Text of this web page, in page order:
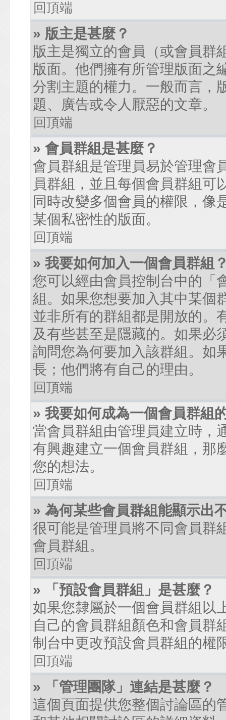
回頂端
» 版主是甚麼？
版主是獨立的會員（或會員群
版面。他們擁有所管理版面之
分割主題的權力。一般而言，
題、廣告或令人厭惡的文章。
回頂端
» 會員群組是甚麼？
會員群組是管理員易於管理會
員群組，並且每個會員群組可
同時改變多個會員的權限，像
某個私密性的版面。
回頂端
» 我要如何加入一個會員群組
您可以經由會員控制台中的「
組。如果您想要加入其中某個
並非所有的群組都是開放的。
及有些甚至是隱藏的。如果必
詢問您為何要加入該群組。如
長；他們將有自己的理由。
回頂端
» 我要如何成為一個會員群組
當會員群組由管理員建立時，
有興趣建立一個會員群組，那
您的想法。
回頂端
» 為何某些會員群組能顯示出
很可能是管理員將不同會員群
會員群組。
回頂端
» 「預設會員群組」是甚麼？
如果您隸屬於一個會員群組以
自己的會員群組顏色和會員群
制台中更改預設會員群組的權
回頂端
» 「管理團隊」連結是甚麼？
這個頁面提供您整個討論區的